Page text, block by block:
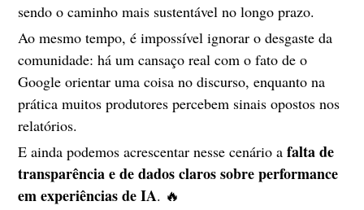
sendo o caminho mais sustentável no longo prazo.
Ao mesmo tempo, é impossível ignorar o desgaste da
comunidade: há um cansaço real com o fato de o
Google orientar uma coisa no discurso, enquanto na
prática muitos produtores percebem sinais opostos nos
relatórios.
E ainda podemos acrescentar nesse cenário afalta de
transparência e de dados claros sobre performance
em experiências de IA. 🔥